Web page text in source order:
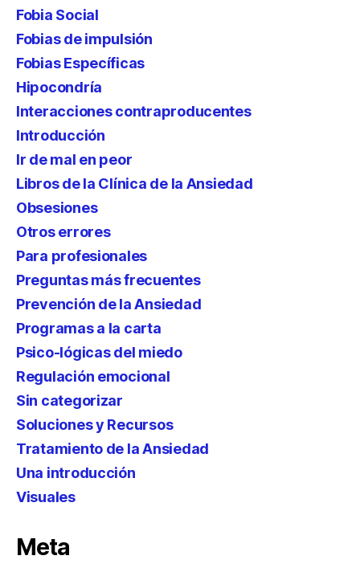
Fobia Social
Fobias de impulsión
Fobias Específicas
Hipocondría
Interacciones contraproducentes
Introducción
Ir de mal en peor
Libros de la Clínica de la Ansiedad
Obsesiones
Otros errores
Para profesionales
Preguntas más frecuentes
Prevención de la Ansiedad
Programas a la carta
Psico-lógicas del miedo
Regulación emocional
Sin categorizar
Soluciones y Recursos
Tratamiento de la Ansiedad
Una introducción
Visuales
Meta